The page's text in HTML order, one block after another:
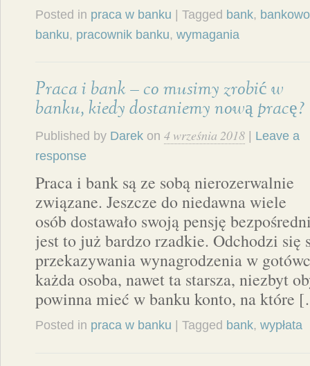
Posted in praca w banku | Tagged bank,
banku, pracownik banku, wymagania
Praca i bank – co musimy zrobić w
banku, kiedy dostaniemy nową pracę?
Published by Darek on 4 września 2018
Leave a
response
Praca i bank są ze sobą nierozerwalnie
związane. Jeszcze do niedawna wiele
osób dostawało swoją pensję
jest to już bardzo rzadkie. Odchodzi się
przekazywania wynagrodzenia w
każda osoba, nawet ta starsza, niezbyt
powinna mieć w banku konto, na które
Posted in praca w banku | Tagged bank, wypłata